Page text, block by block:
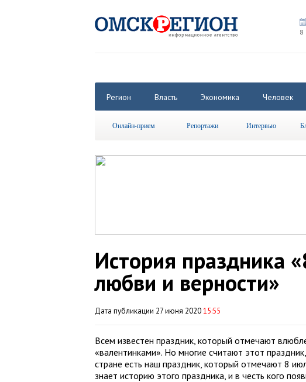
8
Регион Власть Экономика Человек
Онлайн-прием Репортажи Интервью
История праздника
любви и верности»
Дата публикации 27 июня 202015:55
Всем известен праздник, который отмечают
«валентинками». Но многие считают этот
стране есть наш праздник, который отмечают 8
знает историю этого праздника, и в честь кого